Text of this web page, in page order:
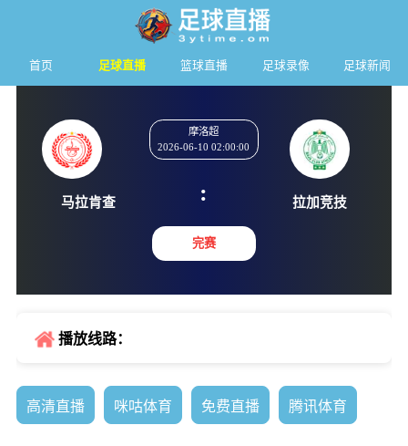
首页 足球直播 篮球直播 足球录像 足球新闻
摩洛超
2026-06-10 02:00:00
:
完赛
播放线路：
高清直播 咪咕体育 免费直播 腾讯体育